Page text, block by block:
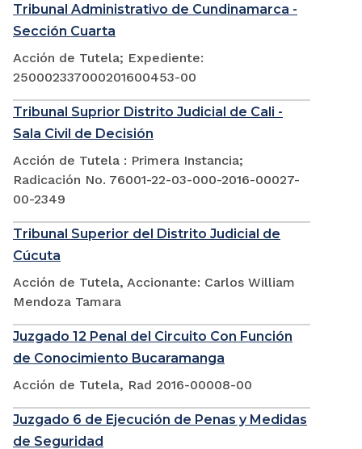
Tribunal Administrativo de Cundinamarca -
Sección Cuarta
Acción de Tutela; Expediente:
250002337000201600453-00
Tribunal Suprior Distrito Judicial de Cali -
Sala Civil de Decisión
Acción de Tutela : Primera Instancia;
Radicación No. 76001-22-03-000-2016-00027-
00-2349
Tribunal Superior del Distrito Judicial de
Cúcuta
Acción de Tutela, Accionante: Carlos William
Mendoza Tamara
Juzgado 12 Penal del Circuito Con Función
de Conocimiento Bucaramanga
Acción de Tutela, Rad 2016-00008-00
Juzgado 6 de Ejecución de Penas y Medidas
de Seguridad